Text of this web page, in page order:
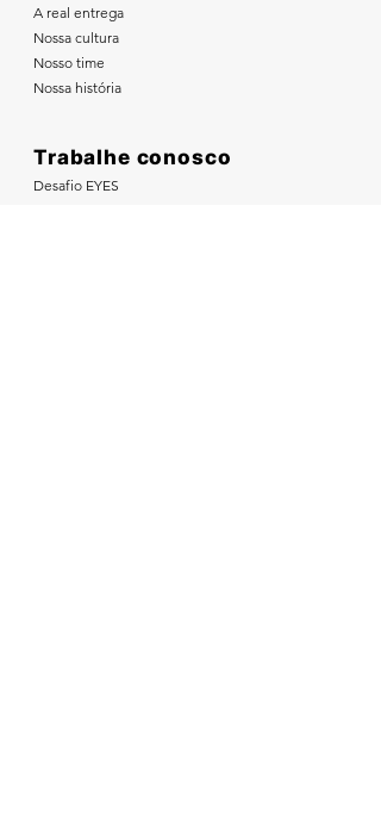
A real entrega
Nossa cultura
Nosso time
Nossa história
Trabalhe conosco
Desafio EYES